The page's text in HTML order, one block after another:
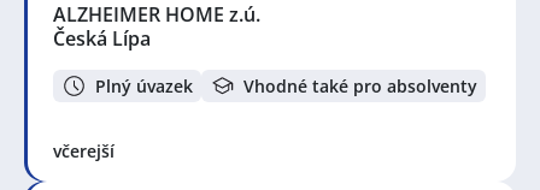
ALZHEIMER HOME z.ú.
Česká Lípa
Plný úvazek Vhodné také pro absolventy
včerejší